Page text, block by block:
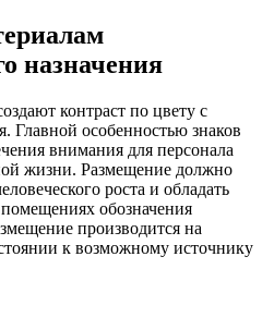
назначения
контраст по цвету с
Главной особенностью знаков
внимания для персонала
жизни. Размещение должно
роста и обладать
обозначения
производится на
к возможному источнику